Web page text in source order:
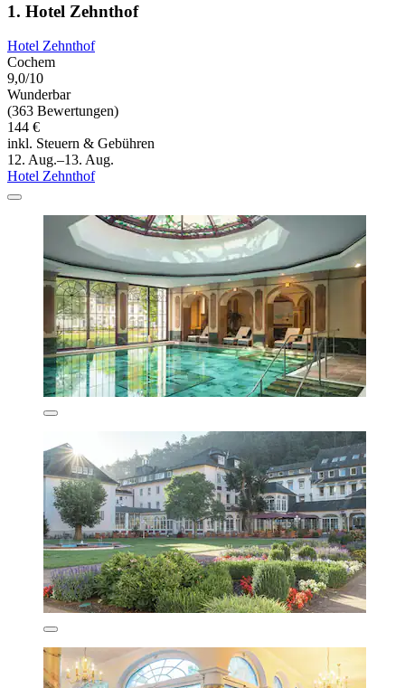
1. Hotel Zehnthof
Hotel Zehnthof
Cochem
9,0/10
Wunderbar
(363 Bewertungen)
144 €
inkl. Steuern & Gebühren
12. Aug.–13. Aug.
Hotel Zehnthof